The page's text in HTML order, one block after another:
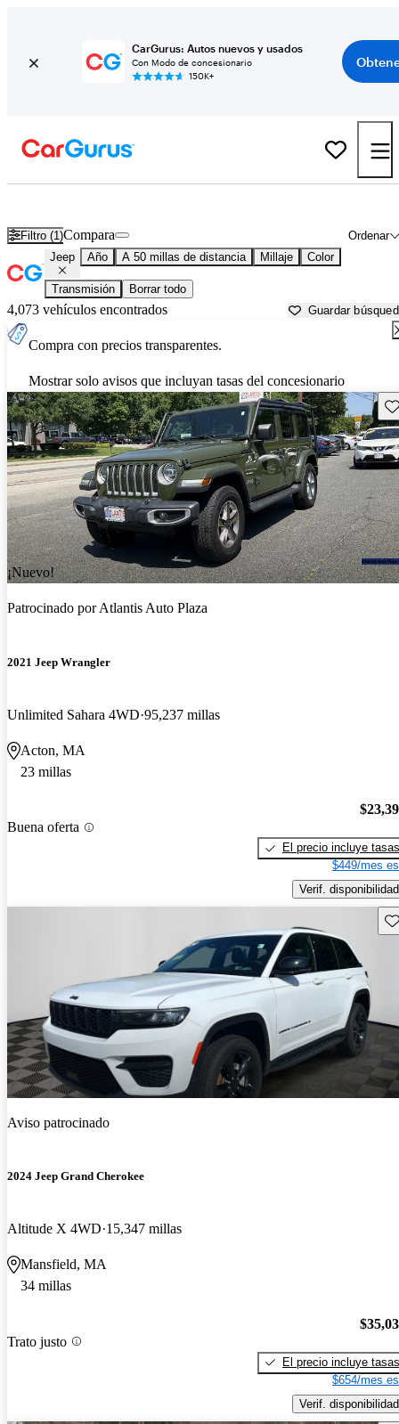
CarGurus: Autos nuevos y usados
Con Modo de concesionario
150K+
Filtro (1) Ordenar
Compara
Jeep Año A 50 millas de distancia Millaje Color
Transmisión Borrar todo
4,073 vehículos encontrados Guardar
Compra con precios transparentes.
Mostrar solo avisos que incluyan tasas del concesionario
¡Nuevo!
Patrocinado porAtlantis Auto Plaza
2021 Jeep Wrangler
Unlimited Sahara 4WD 95,237 millas
Acton, MA
23 millas
Buena oferta
El precio incluye tasas
$449/mes
Verif. disponibilidad
Aviso patrocinado
2024 Jeep Grand Cherokee
Altitude X 4WD 15,347 millas
Mansfield, MA
34 millas
Trato justo
El precio incluye tasas
$654/mes
Verif. disponibilidad